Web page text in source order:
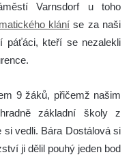
Varnsdorf u toho
kláníse za naši
páťáci, kteří se nezalekli
9 žáků, přičemž našim
základní školy z
vedli. Bára Dostálová si
ji dělil pouhý jeden bod